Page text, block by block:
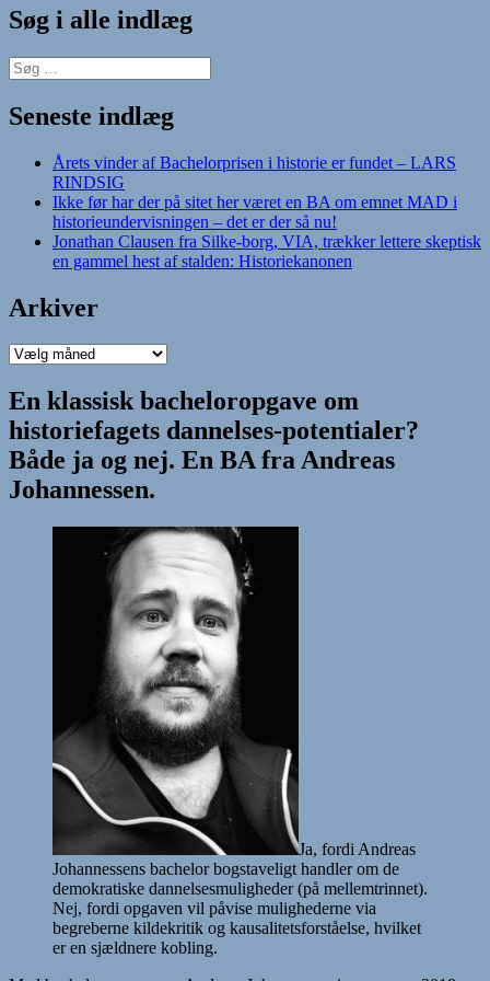
Søg i alle indlæg
Søg
efter:
Seneste indlæg
Årets vinder af Bachelorprisen i historie er fundet – LARS
RINDSIG
Ikke før har der på sitet her været en BA om emnet MAD i
historieundervisningen – det er der så nu!
Jonathan Clausen fra Silke-borg, VIA, trækker lettere skeptisk
en gammel hest af stalden: Historiekanonen
Arkiver
Arkiver
En klassisk bacheloropgave om
historiefagets dannelses-potentialer?
Både ja og nej. En BA fra Andreas
Johannessen.
Ja, fordi Andreas
Johannessens bachelor bogstaveligt handler om de
demokratiske dannelsesmuligheder (på mellemtrinnet).
Nej, fordi opgaven vil påvise mulighederne via
begreberne kildekritik og kausalitetsforståelse, hvilket
er en sjældnere kobling.